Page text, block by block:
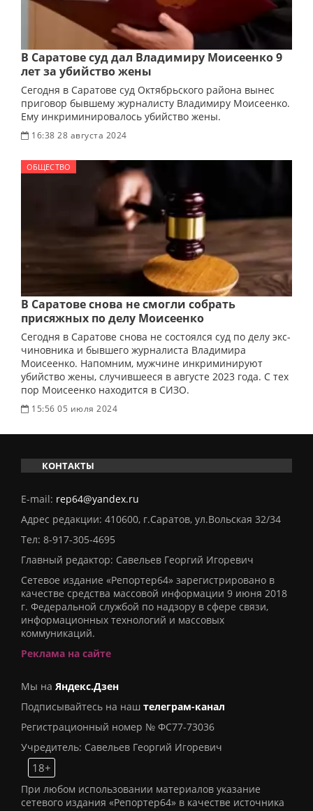
В Саратове суд дал Владимиру Моисеенко 9
лет за убийство жены
Сегодня в Саратове суд Октябрьского района вынес
приговор бывшему журналисту Владимиру Моисеенко.
Ему инкриминировалось убийство жены.
16:38 28 августа 2024
ОБЩЕСТВО
В Саратове снова не смогли собрать
присяжных по делу Моисеенко
Сегодня в Саратове снова не состоялся суд по делу экс-
чиновника и бывшего журналиста Владимира
Моисеенко. Напомним, мужчине инкриминируют
убийство жены, случившееся в августе 2023 года. С тех
пор Моисеенко находится в СИЗО.
15:56 05 июля 2024
КОНТАКТЫ
E-mail: rep64@yandex.ru
Адрес редакции: 410600, г.Саратов, ул.Вольская 32/34
Тел: 8-917-305-4695
Главный редактор: Савельев Георгий Игоревич
Сетевое издание «Репортер64» зарегистрировано в
качестве средства массовой информации 9 июня 2018
г. Федеральной службой по надзору в сфере связи,
информационных технологий и массовых
коммуникаций.
Реклама на сайте
Мы на Яндекс.Дзен
Подписывайтесь на наш телеграм-канал
Регистрационный номер № ФС77-73036
Учредитель: Савельев Георгий Игоревич
18+
При любом использовании материалов указание
сетевого издания «Репортер64» в качестве источника